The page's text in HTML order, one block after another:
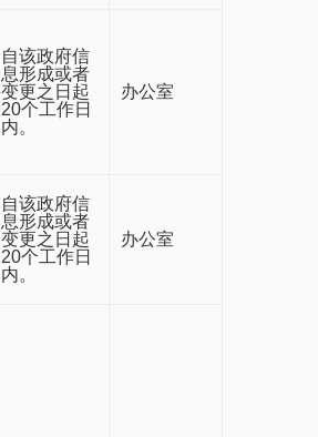
自该政府信
息形成或者
变更之日起
20个工作日
内。
办公室
自该政府信
息形成或者
变更之日起
20个工作日
内。
办公室